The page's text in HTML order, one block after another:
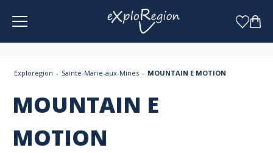
Exploregion Sainte-Marie-aux-Mines MOUNTAIN E MOTION
MOUNTAIN E
MOTION